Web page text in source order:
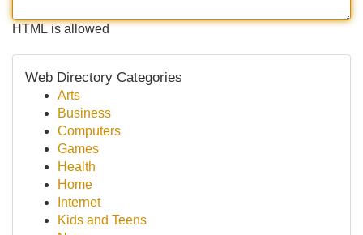
HTML is allowed
Web Directory Categories
Arts
Business
Computers
Games
Health
Home
Internet
Kids and Teens